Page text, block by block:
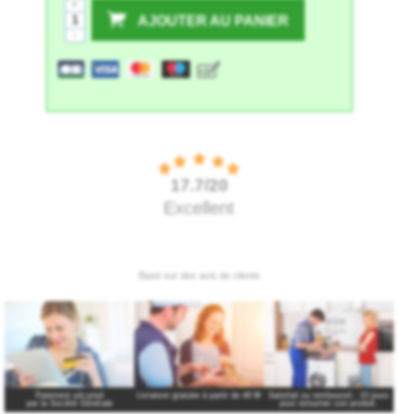
AJOUTER AU PANIER
Paiement sécurisé
par la Société Générale
Livraison gratuite à partir de 49 €*
Satisfait ou remboursé : 15 jours
pour retourner son produit.